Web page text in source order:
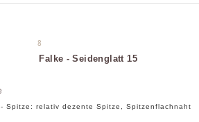
8
Falke - Seidenglatt 15
Spitze: relativ dezente Spitze, Spitzenflachnaht